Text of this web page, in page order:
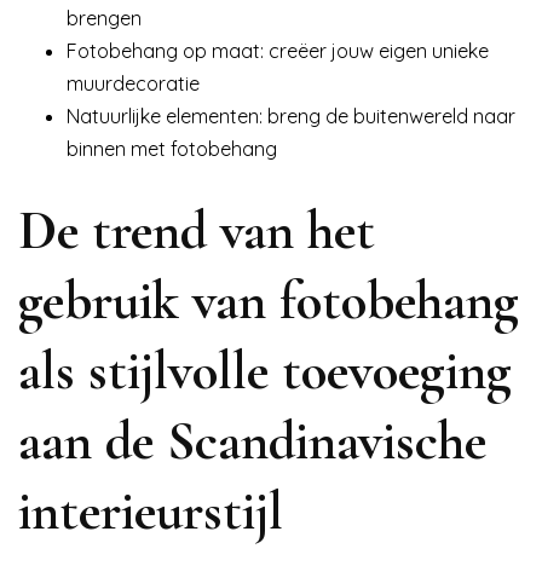
brengen
Fotobehang op maat: creëer jouw eigen unieke
muurdecoratie
Natuurlijke elementen: breng de buitenwereld naar
binnen met fotobehang
De trend van het
gebruik van fotobehang
als stijlvolle toevoeging
aan de Scandinavische
interieurstijl